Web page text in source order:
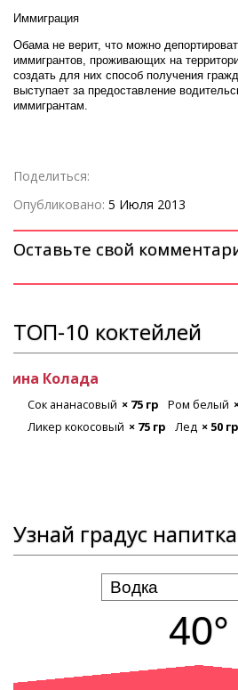
Иммиграция
Обама не верит, что можно
иммигрантов, проживающих на
создать для них способ получения
выступает за предоставление
иммигрантам.
Поделиться:
Опубликовано: 5 Июля 2013
Оставьте свой
ТОП-10 коктейлей
Коктейль «Самбука»
Самбука × 30 мл
Узнай градус напитка
40°